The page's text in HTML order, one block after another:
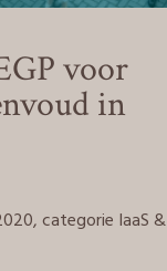
voor
in
categorie IaaS &